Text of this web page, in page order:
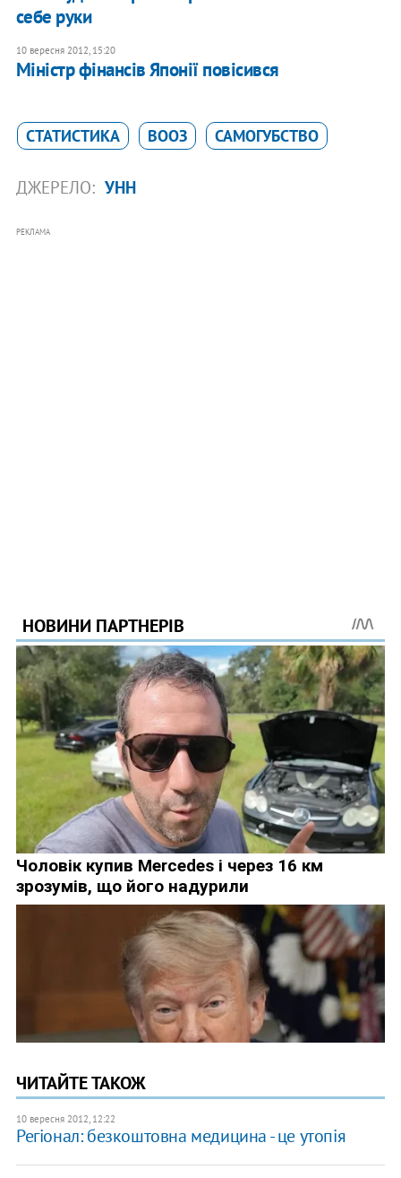
себе руки
10 вересня 2012, 15:20
Міністр фінансів Японії повісився
СТАТИСТИКА ВООЗ САМОГУБСТВО
ДЖЕРЕЛО: УНН
РЕКЛАМА
ЧИТАЙТЕ ТАКОЖ
10 вересня 2012, 12:22
Регіонал: безкоштовна медицина - це утопія